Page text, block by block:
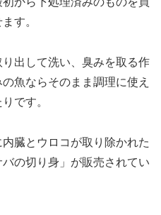
す。
出して洗い、臭みを取る作
魚ならそのまま調理に使え
です。
臓とウロコが取り除かれた
バの切り身」が販売されてい